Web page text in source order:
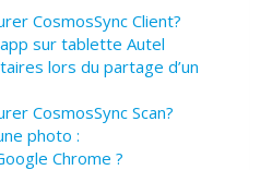
CosmosSync Client?
sur tablette Autel
lors du partage d’un
CosmosSync Scan?
photo :
Chrome ?